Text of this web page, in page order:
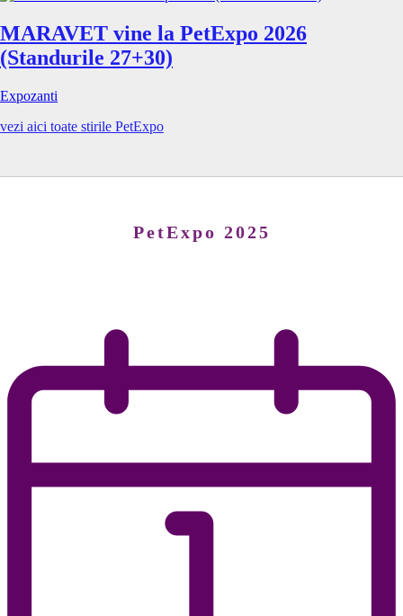
MARAVET vine la PetExpo 2026
(Standurile 27+30)
Expozanti
vezi aici toate stirile PetExpo
PetExpo 2025